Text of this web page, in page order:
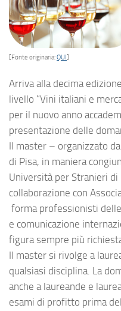
[Fonte originaria:QUI
Arriva alla decima
livello “Vini italiani e
per il nuovo anno
presentazione delle
Il master – organizzato
di Pisa, in maniera
Università per Stranieri di
collaborazione con
forma professionisti
e comunicazione
figura sempre più
Il master si rivolge a
qualsiasi disciplina. La
anche a laureande e
esami di profitto prima